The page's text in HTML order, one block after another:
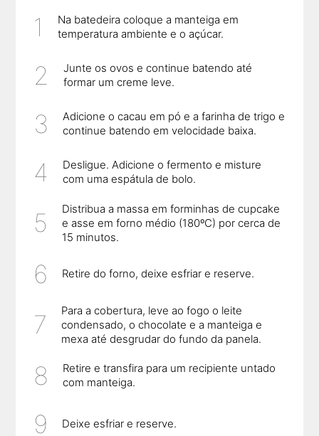
Na batedeira coloque a manteiga em
temperatura ambiente e o açúcar.
Junte os ovos e continue batendo até
formar um creme leve.
Adicione o cacau em pó e a farinha de trigo e
continue batendo em velocidade baixa.
Desligue. Adicione o fermento e misture
com uma espátula de bolo.
Distribua a massa em forminhas de cupcake
e asse em forno médio (180ºC) por cerca de
15 minutos.
Retire do forno, deixe esfriar e reserve.
Para a cobertura, leve ao fogo o leite
condensado, o chocolate e a manteiga e
mexa até desgrudar do fundo da panela.
Retire e transfira para um recipiente untado
com manteiga.
Deixe esfriar e reserve.